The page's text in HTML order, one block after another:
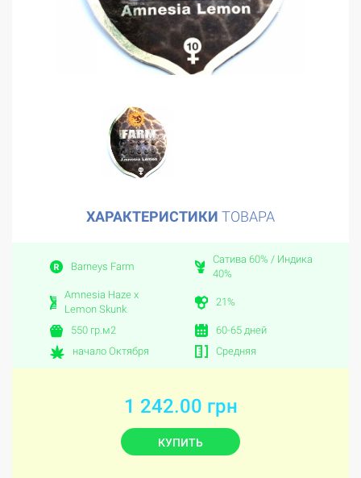
ХАРАКТЕРИСТИКИ ТОВАРА
Barneys Farm
Сатива 60% / Индика
40%
Amnesia Haze x
Lemon Skunk
21%
550 гр.м2
60-65 дней
начало Октября
Средняя
1 242.00 грн
КУПИТЬ